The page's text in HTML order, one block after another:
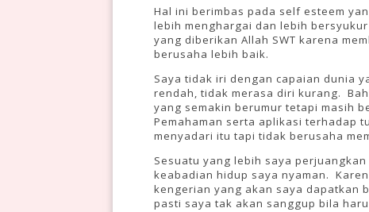
Hal ini berimbas pada self esteem
lebih menghargai dan lebih
yang diberikan Allah SWT karena
berusaha lebih baik.
Saya tidak iri dengan capaian dunia
rendah, tidak merasa diri kurang.
yang semakin berumur tetapi masih
Pemahaman serta aplikasi terhadap
menyadari itu tapi tidak berusaha
Sesuatu yang lebih saya
keabadian hidup saya nyaman.
kengerian yang akan saya dapatkan
pasti saya tak akan sanggup bila